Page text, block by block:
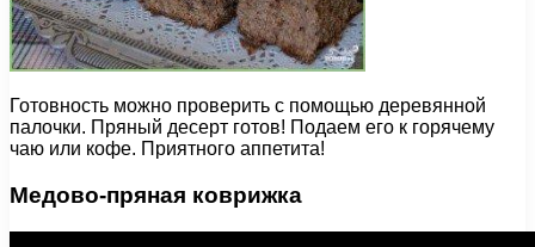
Готовность можно проверить с помощью деревянной
палочки. Пряный десерт готов! Подаем его к горячему
чаю или кофе. Приятного аппетита!
Медово-пряная коврижка